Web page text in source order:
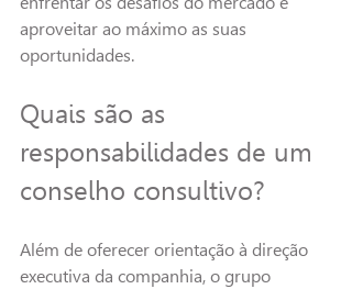
aproveitar ao máximo as suas
oportunidades.
Quais são as
responsabilidades de um
conselho consultivo?
Além de oferecer orientação à direção
executiva da companhia, o grupo